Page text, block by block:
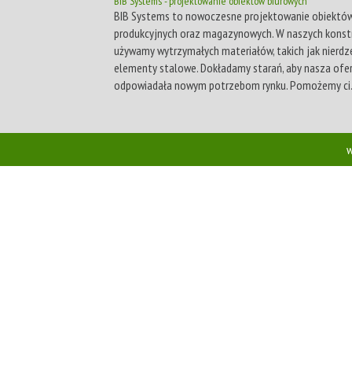
BIB Systems to nowoczesne projektowanie
produkcyjnych oraz magazynowych. W naszych
używamy wytrzymałych materiałów, takich jak
elementy stalowe. Dokładamy starań, aby nasza
odpowiadała nowym potrzebom rynku. Pomożemy